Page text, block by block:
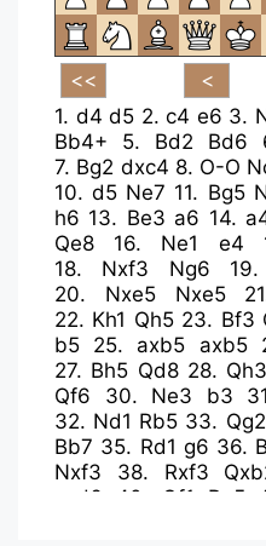
1. d4 d5 2. c4 e6 3.
Bb4+
5. Bd2 Bd6
7. Bg2 dxc4 8. O-O
10.d5 Ne7 11. Bg5
h6 13. Be3 a6 14.
Qe8
16. Ne1 e4
18. Nxf3 Ng6 19.
20. Nxe5 Nxe5
22. Kh1 Qh5 23. Bf3
b5 25. axb5 axb5
27. Bh5 Qd8 28. Qh3
Qf6
30. Ne3 b3
32. Nd1 Rb5 33. Qg2
Bb7 35. Rd1 g6 36.
Nxf3
38. Rxf3
cxd6
40. Qf1 Ra5